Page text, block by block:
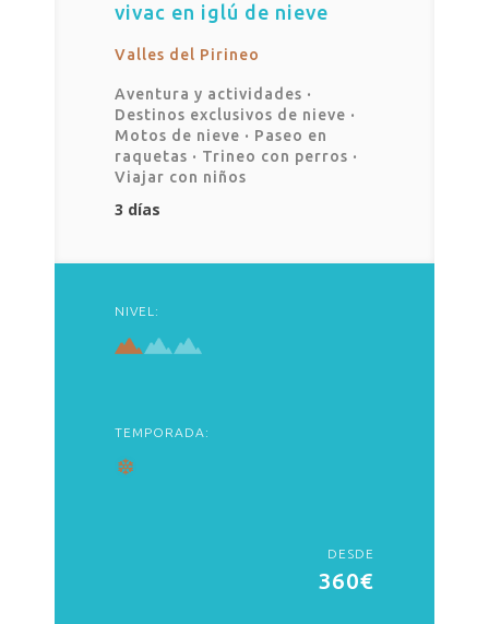
vivac en iglú de nieve
Valles del Pirineo
Aventura y actividades ·
Destinos exclusivos de nieve ·
Motos de nieve · Paseo en
raquetas · Trineo con perros ·
Viajar con niños
3 días
NIVEL:
TEMPORADA:
DESDE
360€